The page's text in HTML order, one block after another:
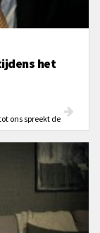
het
ons spreekt de